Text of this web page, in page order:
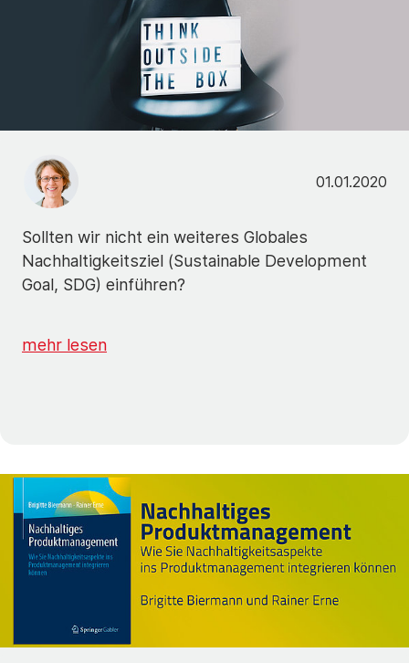
01.01.2020
Sollten wir nicht ein weiteres Globales
Nachhaltigkeitsziel (Sustainable Development
Goal, SDG) einführen?
mehr lesen